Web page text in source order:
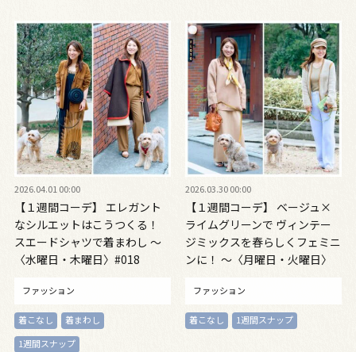
2026.04.01 00:00
【１週間コーデ】 エレガント
なシルエットはこうつくる！
スエードシャツで着まわし ～
〈水曜日・木曜日〉#018
ファッション
着こなし
着まわし
1週間スナップ
2026.03.30 00:00
【１週間コーデ】 ベージュ×
ライムグリーンで ヴィンテー
ジミックスを春らしくフェミニ
ンに！ ～〈月曜日・火曜日〉
ファッション
着こなし 1週間スナップ